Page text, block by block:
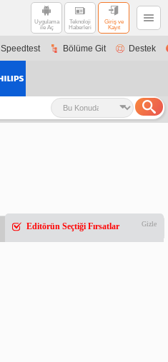
Uygulama
ile Aç
Teknoloji
Haberleri
Giriş ve
Kayıt
Speedtest Bölüme Git Destek
Editörün Seçtiği Fırsatlar Gizle